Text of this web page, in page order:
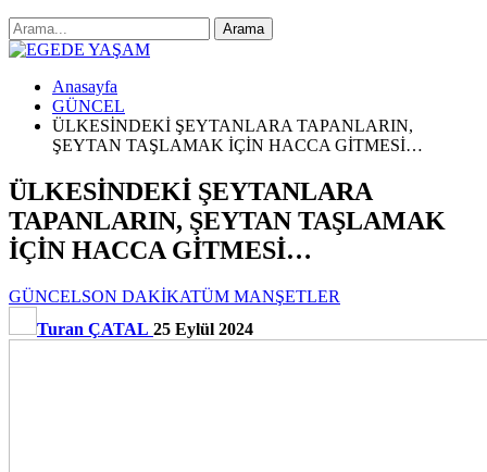
Anasayfa
GÜNCEL
ÜLKESİNDEKİ ŞEYTANLARA TAPANLARIN,
ŞEYTAN TAŞLAMAK İÇİN HACCA GİTMESİ…
ÜLKESİNDEKİ ŞEYTANLARA
TAPANLARIN, ŞEYTAN TAŞLAMAK
İÇİN HACCA GİTMESİ…
GÜNCELSON DAKİKATÜM MANŞETLER
Turan ÇATAL 25 Eylül 2024